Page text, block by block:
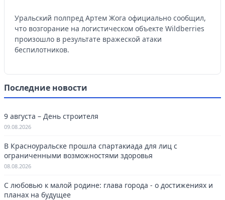
Уральский полпред Артем Жога официально сообщил,
что возгорание на логистическом объекте Wildberries
произошло в результате вражеской атаки
беспилотников.
Последние новости
9 августа – День строителя
09.08.2026
В Красноуральске прошла спартакиада для лиц с
ограниченными возможностями здоровья
08.08.2026
С любовью к малой родине: глава города - о достижениях и
планах на будущее